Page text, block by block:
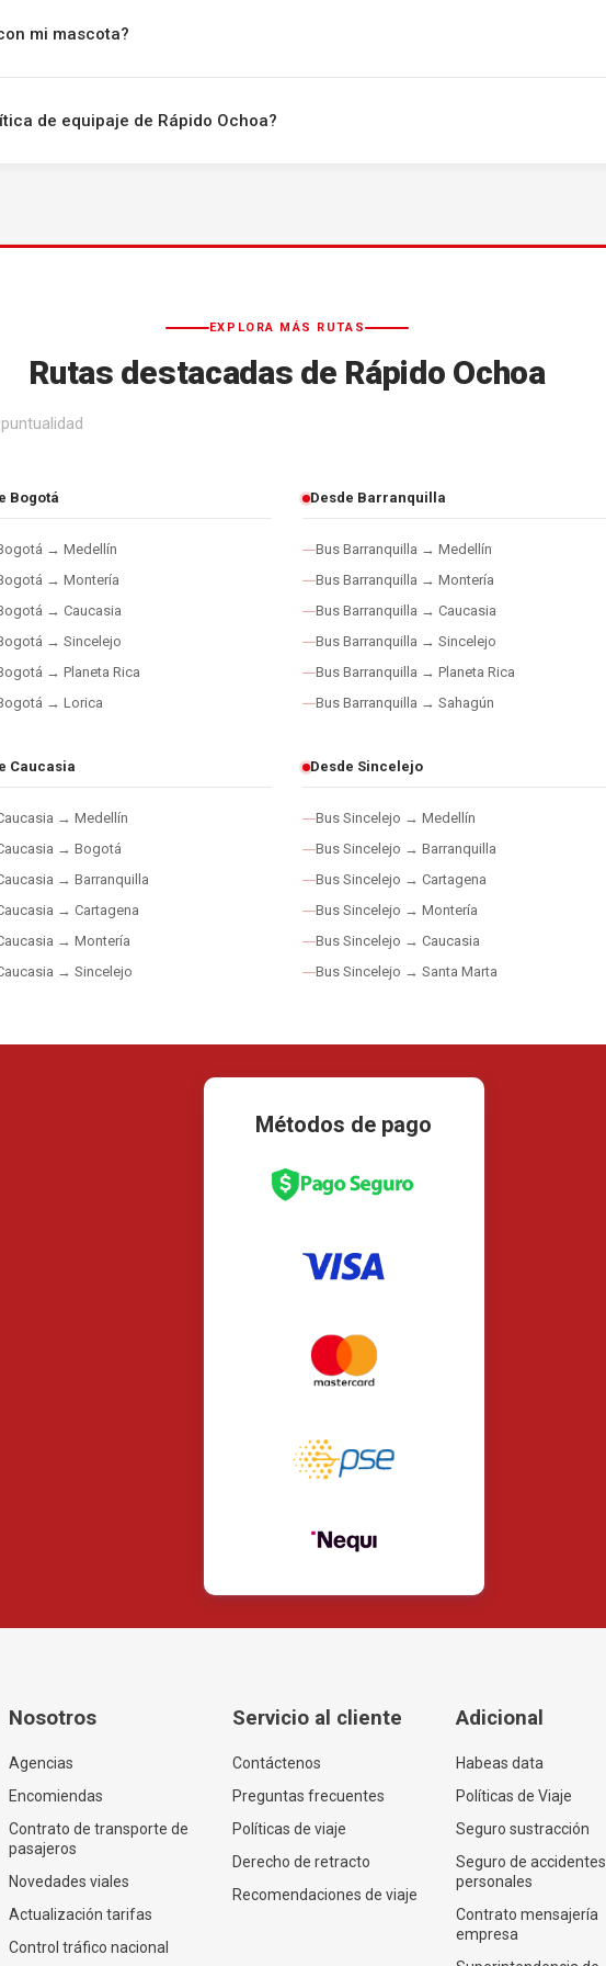
mi mascota?
de equipaje de Rápido Ochoa?
EXPLORA MÁS RUTAS
Rutas destacadas de Rápido Ochoa
Bogotá
→ Medellín
→ Montería
→ Caucasia
→ Sincelejo
→ Planeta Rica
→ Lorica
Desde Barranquilla
Bus Barranquilla → Medellín
Bus Barranquilla → Montería
Bus Barranquilla → Caucasia
Bus Barranquilla → Sincelejo
Bus Barranquilla → Planeta Rica
Bus Barranquilla → Sahagún
Caucasia
→ Medellín
→ Bogotá
→ Barranquilla
→ Cartagena
→ Montería
→ Sincelejo
Desde Sincelejo
Bus Sincelejo → Medellín
Bus Sincelejo → Barranquilla
Bus Sincelejo → Cartagena
Bus Sincelejo → Montería
Bus Sincelejo → Caucasia
Bus Sincelejo → Santa Marta
Métodos de pago
Nosotros
Agencias
Encomiendas
Contrato de transporte de
pasajeros
Novedades viales
Actualización tarifas
Control tráfico nacional
Servicio al cliente
Contáctenos
Preguntas frecuentes
Políticas de viaje
Derecho de retracto
Recomendaciones de viaje
Adicional
Habeas data
Políticas de Viaje
Seguro sustracción
Seguro de accidentes
personales
Contrato mensajería
empresa